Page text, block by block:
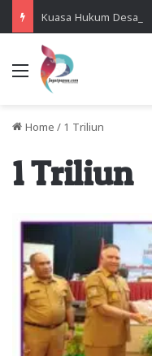
Menu
Home / 1 Triliun
1 Triliun